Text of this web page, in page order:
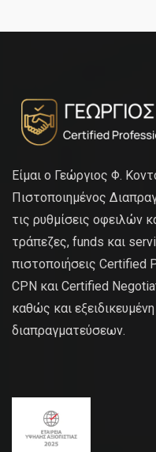
Είμαι ο Γεώργιος Φ.
Πιστοποιημένος
τις ρυθμίσεις οφειλών
τράπεζες, funds και
πιστοποιήσεις
CPN και Certified
καθώς και
διαπραγματεύσεων.